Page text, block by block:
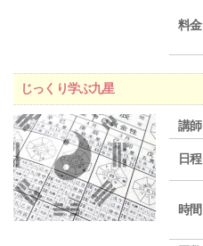
料金
じっくり学ぶ九星
講師
日程
時間